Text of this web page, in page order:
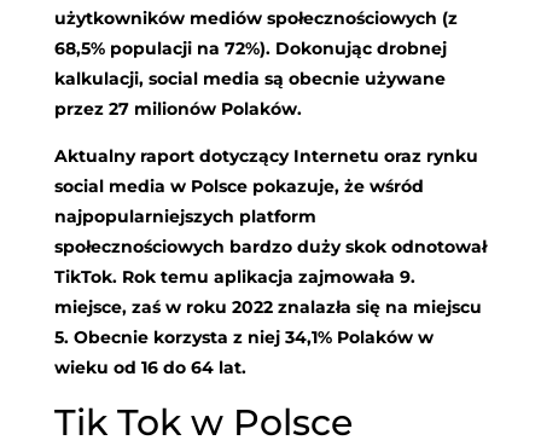
użytkowników mediów społecznościowych (z
68,5% populacji na 72%). Dokonując drobnej
kalkulacji, social media są obecnie używane
przez 27 milionów Polaków.
Aktualny raport dotyczący Internetu oraz rynku
social media w Polsce pokazuje, że wśród
najpopularniejszych platform
społecznościowych bardzo duży skok odnotował
TikTok. Rok temu aplikacja zajmowała 9.
miejsce, zaś w roku 2022 znalazła się na miejscu
5. Obecnie korzysta z niej 34,1% Polaków w
wieku od 16 do 64 lat.
Tik Tok w Polsce